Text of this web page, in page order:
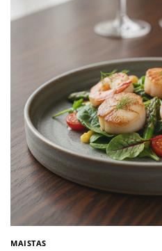
MAISTAS